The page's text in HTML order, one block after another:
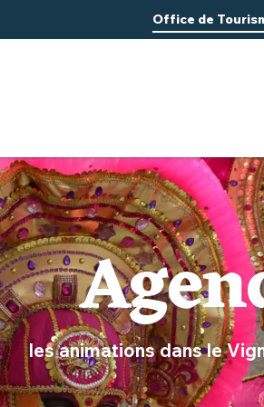
Office de
les animations dans le